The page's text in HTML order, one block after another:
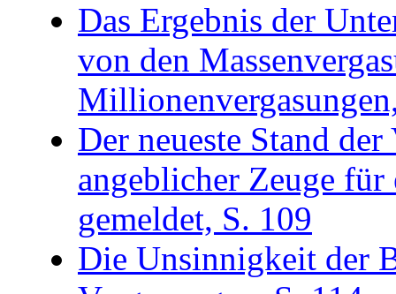
Das Ergebnis der
von den
Der neueste Stand
angeblicher Zeuge
gemeldet, S. 109
Die Unsinnigkeit der